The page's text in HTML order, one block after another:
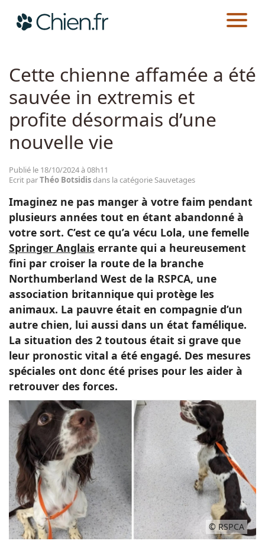
Races
CHIEN.FR ACTUALITÉS
Cette chienne affamée a été
sauvée in extremis et
profite désormais d’une
nouvelle vie
Publié le 18/10/2024 à 08h11
Ecrit parThéo Botsidisdans la catégorie Sauvetages
Imaginez ne pas manger à votre faim pendant
plusieurs années tout en étant abandonné à
votre sort. C’est ce qu’a vécu Lola, une femelle
Springer Anglais errante qui a heureusement
fini par croiser la route de la branche
Northumberland West de la RSPCA, une
association britannique qui protège les
animaux. La pauvre était en compagnie d’un
autre chien, lui aussi dans un état famélique.
La situation des 2 toutous était si grave que
leur pronostic vital a été engagé. Des mesures
spéciales ont donc été prises pour les aider à
retrouver des forces.
© RSPCA